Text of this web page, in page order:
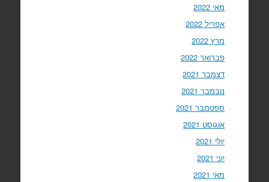
מאי 2022
אפריל 2022
מרץ 2022
פברואר 2022
דצמבר 2021
נובמבר 2021
ספטמבר 2021
אוגוסט 2021
יולי 2021
יוני 2021
מאי 2021